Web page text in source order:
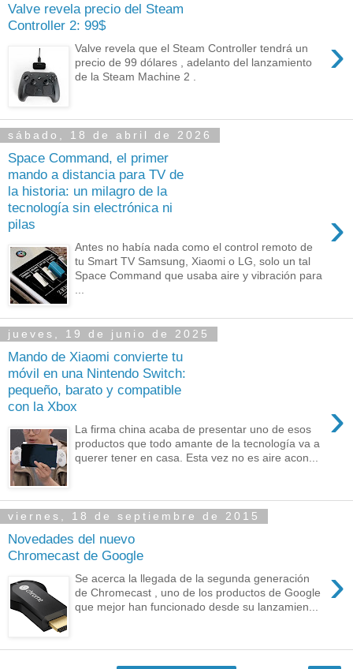
Valve revela precio del Steam
Controller 2: 99$
›
Valve revela que el Steam Controller tendrá un
precio de 99 dólares , adelanto del lanzamiento
de la Steam Machine 2 .
sábado, 18 de abril de 2026
Space Command, el primer
mando a distancia para TV de
la historia: un milagro de la
tecnología sin electrónica ni
pilas
›
Antes no había nada como el control remoto de
tu Smart TV Samsung, Xiaomi o LG, solo un tal
Space Command que usaba aire y vibración para
jueves, 19 de junio de 2025
Mando de Xiaomi convierte tu
móvil en una Nintendo Switch:
pequeño, barato y compatible
con la Xbox
›
La firma china acaba de presentar uno de esos
productos que todo amante de la tecnología va a
querer tener en casa. Esta vez no es aire acon...
viernes, 18 de septiembre de 2015
Novedades del nuevo
Chromecast de Google
›
Se acerca la llegada de la segunda generación
de Chromecast , uno de los productos de Google
que mejor han funcionado desde su lanzamien...